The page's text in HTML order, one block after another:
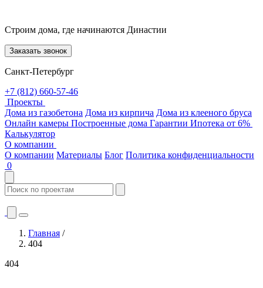
Строим дома, где начинаются Династии
Заказать звонок
Санкт-Петербург
+7 (812) 660-57-46
Проекты
Дома из газобетона Дома из кирпича Дома из клееного бруса
Онлайн камеры Построенные дома Гарантии Ипотека от 6%
Калькулятор
О компании
О компании Материалы Блог Политика конфиденциальности
0
Главная /
404
404